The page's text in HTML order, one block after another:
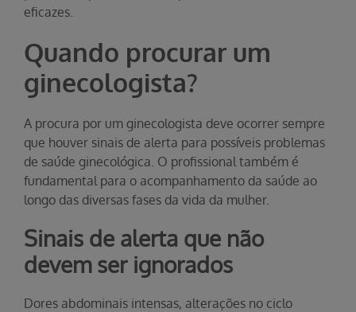
eficazes.
Quando procurar um
ginecologista?
A procura por um ginecologista deve ocorrer sempre
que houver sinais de alerta para possíveis problemas
de saúde ginecológica. O profissional também é
fundamental para o acompanhamento da saúde ao
longo das diversas fases da vida da mulher.
Sinais de alerta que não
devem ser ignorados
Dores abdominais intensas, alterações no ciclo